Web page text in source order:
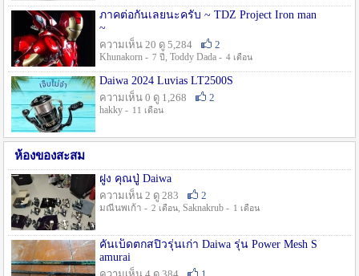
ภาคต่อกันเลยนะครับ ~ TDZ Project Iron man
~
ความเห็น 20 ดู 5,284
2
Khunakorn - 7 ปี , Toddy Dada - 4 เดือน
Daiwa 2024 Luvias LT2500S
ความเห็น 0 ดู 1,268
2
hakky - 11 เดือน
ห้องของสะสม
ฝูง คุณปู่ Daiwa
ความเห็น 2 ดู 283
2
มณีนพเก้า - 2 เดือน, Saknakrub - 1 เดือน
คันเบ็ดตกสปิ๋วรุ่นเก่า Daiwa รุ่น Power Mesh S
amurai